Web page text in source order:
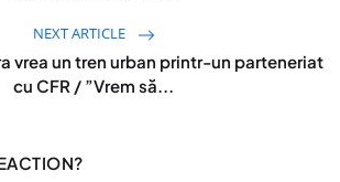
NEXT ARTICLE
vrea un tren urban printr-un parteneriat
cu CFR / ”Vrem să...